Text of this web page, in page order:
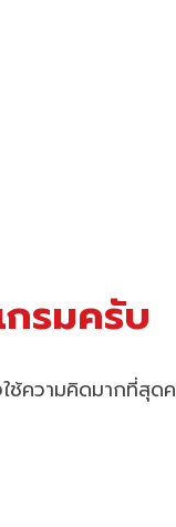
กรมครับ
ช้ความคิดมากที่สุด